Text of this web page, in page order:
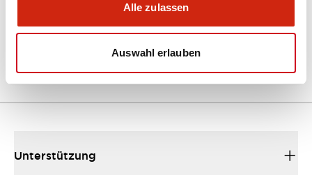
Alle zulassen
Auswahl erlauben
10/10/2024.PDF5.62MB
Unterstützung